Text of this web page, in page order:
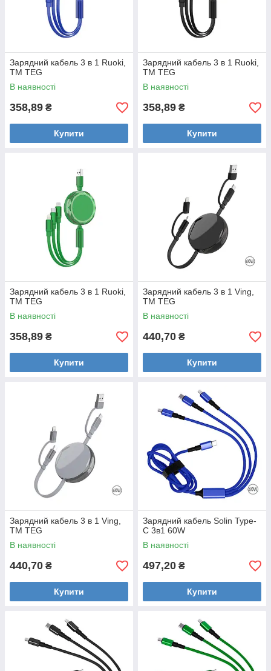
Зарядний кабель 3 в 1 Ruoki,
ТМ TEG
В наявності
358,89 ₴
Купити
Зарядний кабель 3 в 1 Ruoki,
ТМ TEG
В наявності
358,89 ₴
Купити
Зарядний кабель 3 в 1 Ruoki,
ТМ TEG
В наявності
358,89 ₴
Купити
Зарядний кабель 3 в 1 Ving,
ТМ TEG
В наявності
440,70 ₴
Купити
Зарядний кабель 3 в 1 Ving,
ТМ TEG
В наявності
440,70 ₴
Купити
Зарядний кабель Solin Type-
C 3в1 60W
В наявності
497,20 ₴
Купити